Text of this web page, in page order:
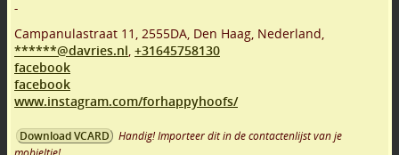
-
Campanulastraat 11 , 2555DA, Den Haag, Nederland,
******@davries.nl, +31645758130
facebook
facebook
www.instagram.com/forhappyhoofs/
Download VCARD
Handig! Importeer dit in de contactenlijst van je